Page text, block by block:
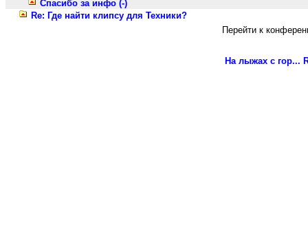
Спасибо за инфо (-)
Re: Где найти клипсу для Техники?
Перейти к
На лыжах с гор...